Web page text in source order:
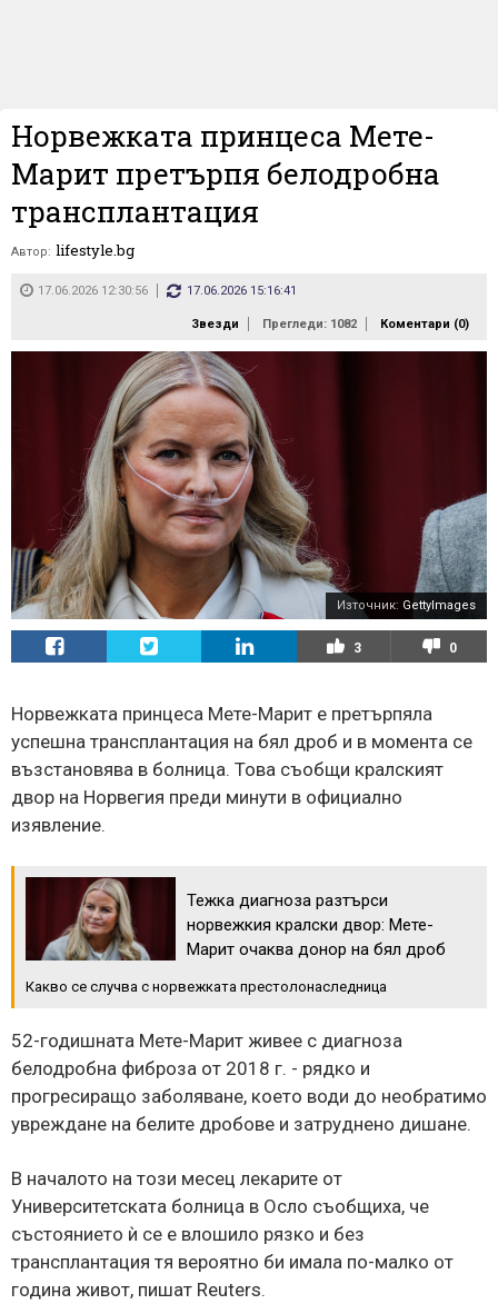
Норвежката принцеса Мете-
Марит претърпя белодробна
трансплантация
Автор: lifestyle.bg
17.06.2026 12:30:56 17.06.2026 15:16:41
Звезди Прегледи: 1082 Коментари (0)
Източник: GettyImages
3 0
Норвежката принцеса Мете-Марит е претърпяла
успешна трансплантация на бял дроб и в момента се
възстановява в болница. Това съобщи кралският
двор на Норвегия преди минути в официално
изявление.
Тежка диагноза разтърси
норвежкия кралски двор: Мете-
Марит очаква донор на бял дроб
Какво се случва с норвежката престолонаследница
52-годишната Мете-Марит живее с диагноза
белодробна фиброза от 2018 г. - рядко и
прогресиращо заболяване, което води до необратимо
увреждане на белите дробове и затруднено дишане.
В началото на този месец лекарите от
Университетската болница в Осло съобщиха, че
състоянието ѝ се е влошило рязко и без
трансплантация тя вероятно би имала по-малко от
година живот, пишат Reuters.